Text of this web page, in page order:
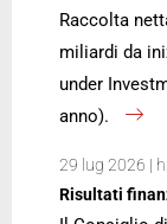
Raccolta
miliardi da
under
anno).
29 lug 2026 |
Risultati